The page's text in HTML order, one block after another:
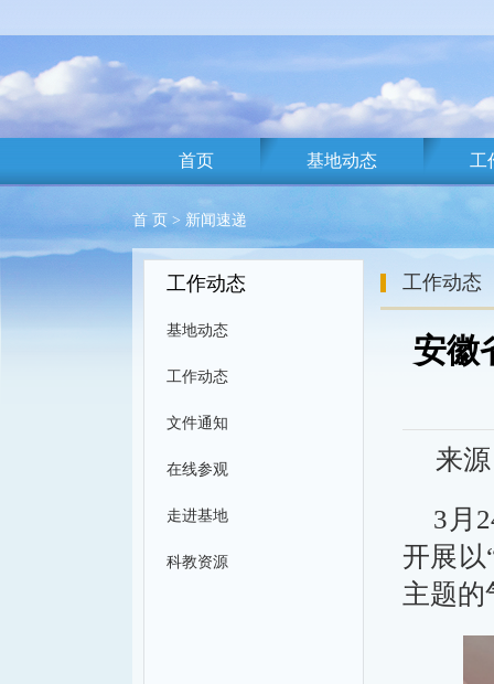
首页 基地动态 工
首 页 > 新闻速递
工作动态
基地动态
工作动态
文件通知
在线参观
走进基地
科教资源
工作动态
安徽
来
3月
开展以
主题的